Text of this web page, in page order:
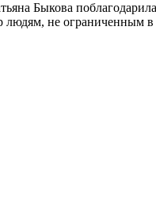
Быкова
не ограниченным